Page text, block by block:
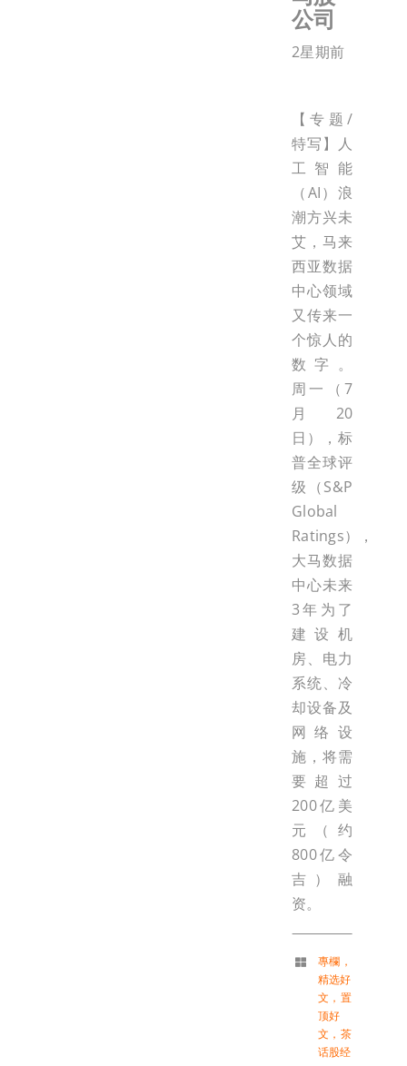
公司
2星期前
【专题/
特写】人
工智能
（AI）浪
潮方兴未
艾，马来
西亚数据
中心领域
又传来一
个惊人的
数字。
周一（7
月20
日），标
普全球评
级（S&P
Global
Ratings），
大马数据
中心未来
3年为了
建设机
房、电力
系统、冷
却设备及
网络设
施，将需
要超过
200亿美
元（约
800亿令
吉）融
资。
專欄 ，
精选好
文 ， 置
顶好
文 ， 茶
话股经